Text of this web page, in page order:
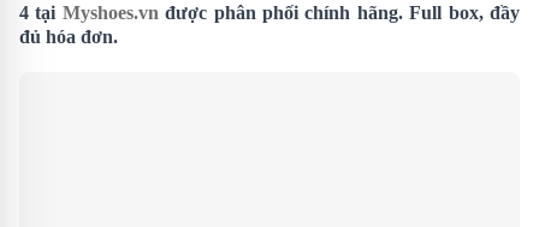
4 tại Myshoes.vn được phân phối chính hãng. Full box, đầy
đủ hóa đơn.